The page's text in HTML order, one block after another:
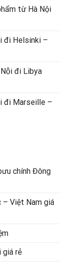
từ Hà Nội
đi Helsinki –
đi Libya
đi Marseille –
chính Đông
– Việt Nam giá
giá rẻ